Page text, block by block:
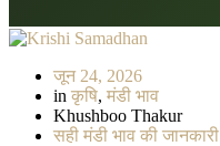
जून 24, 2026
in कृषि, मंडी भाव
Khushboo Thakur
सही मंडी भाव की जानकारी